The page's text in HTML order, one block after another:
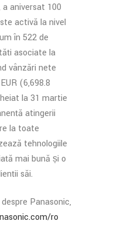
a aniversat 100
activă la nivel
în 522 de
asociate la
vânzări nete
(6,698.8
la 31 martie
atingerii
la toate
tehnologiile
mai bună și o
săi.
Panasonic,
ro